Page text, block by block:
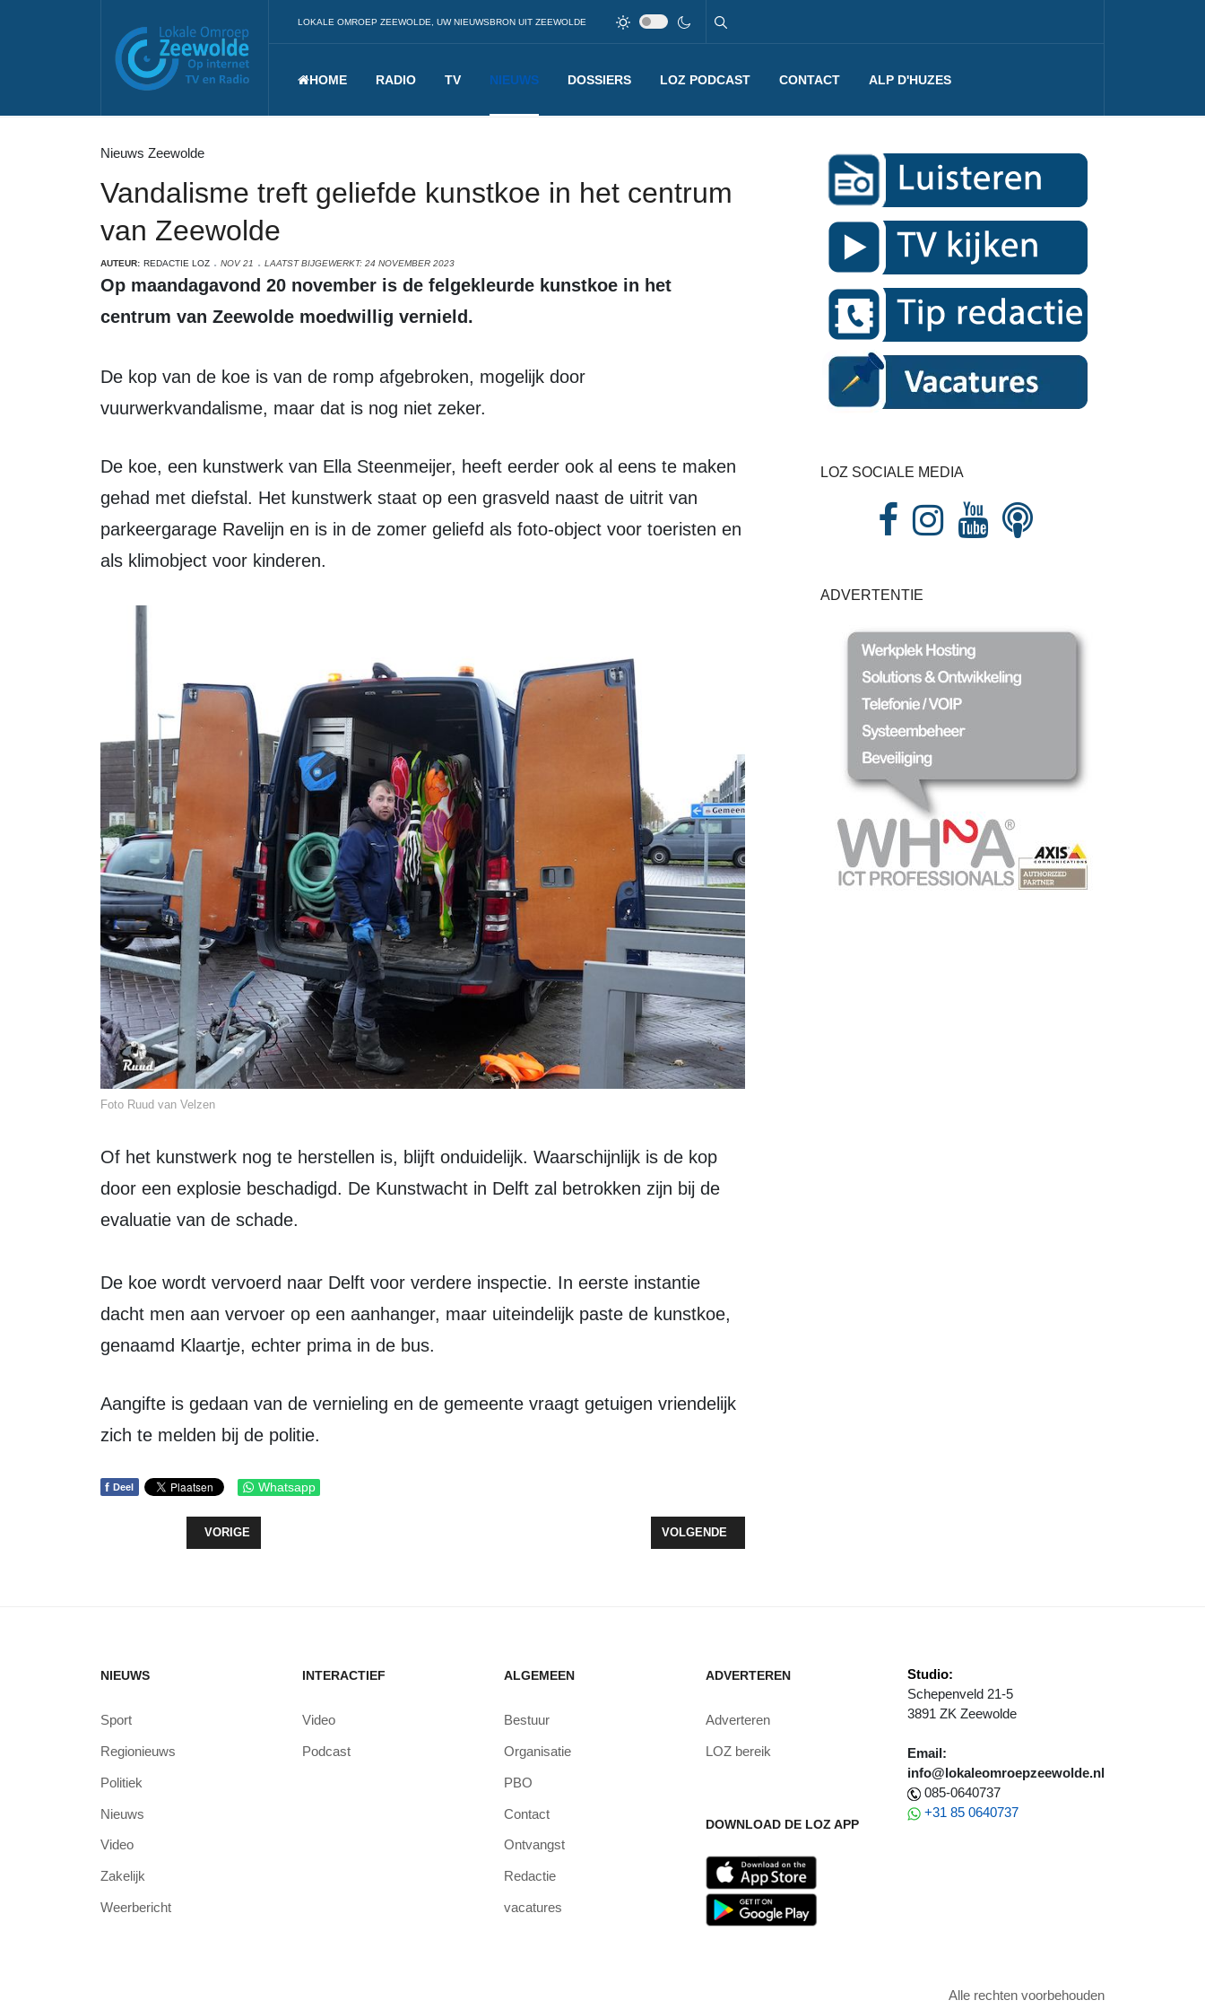
LOKALE OMROEP ZEEWOLDE, UW NIEUWSBRON UIT ZEEWOLDE
HOME RADIO TV NIEUWS DOSSIERS LOZ PODCAST CONTACT ALP D'HUZES
Nieuws Zeewolde
Vandalisme treft geliefde kunstkoe in het centrum
van Zeewolde
AUTEUR: REDACTIE LOZ NOV 21 LAATST BIJGEWERKT: 24 NOVEMBER 2023
Op maandagavond 20 november is de felgekleurde kunstkoe in het
centrum van Zeewolde moedwillig vernield.
De kop van de koe is van de romp afgebroken, mogelijk door
vuurwerkvandalisme, maar dat is nog niet zeker.
De koe, een kunstwerk van Ella Steenmeijer, heeft eerder ook al eens te maken
gehad met diefstal. Het kunstwerk staat op een grasveld naast de uitrit van
parkeergarage Ravelijn en is in de zomer geliefd als foto-object voor toeristen en
als klimobject voor kinderen.
Foto Ruud van Velzen
Of het kunstwerk nog te herstellen is, blijft onduidelijk. Waarschijnlijk is de kop
door een explosie beschadigd. De Kunstwacht in Delft zal betrokken zijn bij de
evaluatie van de schade.
De koe wordt vervoerd naar Delft voor verdere inspectie. In eerste instantie
dacht men aan vervoer op een aanhanger, maar uiteindelijk paste de kunstkoe,
genaamd Klaartje, echter prima in de bus.
Aangifte is gedaan van de vernieling en de gemeente vraagt getuigen vriendelijk
zich te melden bij de politie.
f Deel Whatsapp
VORIG ARTIKEL: EEN PODIUM VOL ZEEWOLDER MUZIEKTALENT ZATERDAG 25 NOVEMBER IN THE LUX
VORIGE VOLGENDE ARTIKEL: BIJ DE FLUITKETELSCHUIVEN KOMT WEER TERUG
VOLGENDE
LOZ SOCIALE MEDIA
ADVERTENTIE
NIEUWS
Sport
Regionieuws
Politiek
Nieuws
Video
Zakelijk
Weerbericht
INTERACTIEF
Video
Podcast
ALGEMEEN
Bestuur
Organisatie
PBO
Contact
Ontvangst
Redactie
vacatures
ADVERTEREN
Adverteren
LOZ bereik
DOWNLOAD DE LOZ APP
Studio:
Schepenveld 21-5
3891 ZK Zeewolde
Email:
info@lokaleomroepzeewolde.nl
085-0640737
+31 85 0640737
Alle rechten voorbehouden